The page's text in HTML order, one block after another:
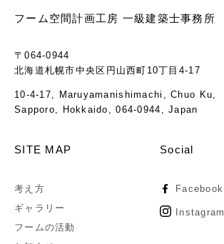
フーム空間計画工房 一級建築士事務所
〒064-0944
北海道札幌市中央区円山西町10丁目4-17
10-4-17, Maruyamanishimachi, Chuo Ku,
Sapporo, Hokkaido, 064-0944, Japan
SITE MAP
考え方
ギャラリー
フームの活動
Social
Facebook
Instagram